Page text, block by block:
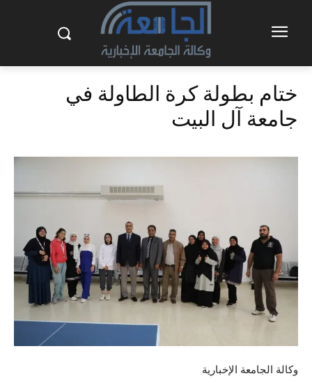
ختام بطولة كرة الطاولة في
جامعة آل البيت
وكالة الجامعة الإخبارية